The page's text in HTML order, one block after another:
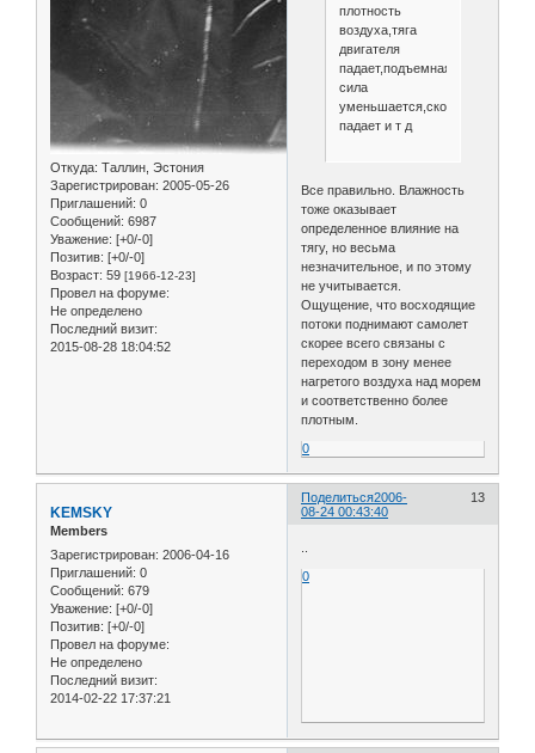
Откуда: Таллин, Эстония
Зарегистрирован: 2005-05-26
Приглашений: 0
Сообщений: 6987
Уважение: [+0/-0]
Позитив: [+0/-0]
Возраст: 59 [1966-12-23]
Провел на форуме:
Не определено
Последний визит:
2015-08-28 18:04:52
плотность
воздуха,тяга
двигателя
падает,подъемная
сила
падает и т д
Все правильно. Влажность
тоже оказывает
определенное влияние на
тягу, но весьма
незначительное, и по этому
не учитывается.
Ощущение, что восходящие
потоки поднимают самолет
скорее всего связаны с
переходом в зону менее
нагретого воздуха над морем
и соответственно более
плотным.
0
Поделиться 13
2006-
08-24 00:43:40
KEMSKY
Members
Зарегистрирован: 2006-04-16
Приглашений: 0
Сообщений: 679
Уважение: [+0/-0]
Позитив: [+0/-0]
Провел на форуме:
Не определено
Последний визит:
2014-02-22 17:37:21
0